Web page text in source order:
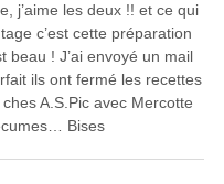
j’aime les deux !! et ce qui
c’est cette préparation
beau ! J’ai envoyé un mail
ils ont fermé les recettes
A.S.Pic avec Mercotte
Bises